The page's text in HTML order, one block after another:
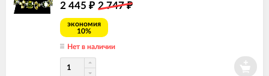
2 445 ₽ 2 747₽
экономия
10%
Нет в наличии